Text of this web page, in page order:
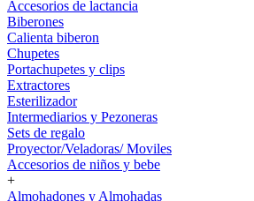
Accesorios de lactancia
Biberones
Calienta biberon
Chupetes
Portachupetes y clips
Extractores
Esterilizador
Intermediarios y Pezoneras
Sets de regalo
Proyector/Veladoras/ Moviles
Accesorios de niños y bebe
+
Almohadones y Almohadas